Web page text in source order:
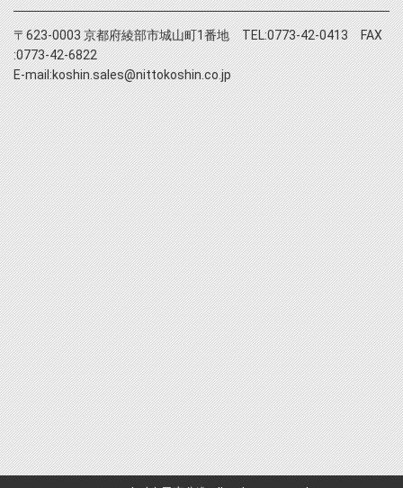
〒623-0003 京都府綾部市城山町1番地 TEL:0773-42-0413 FAX
:0773-42-6822
E-mail:koshin.sales@nittokoshin.co.jp